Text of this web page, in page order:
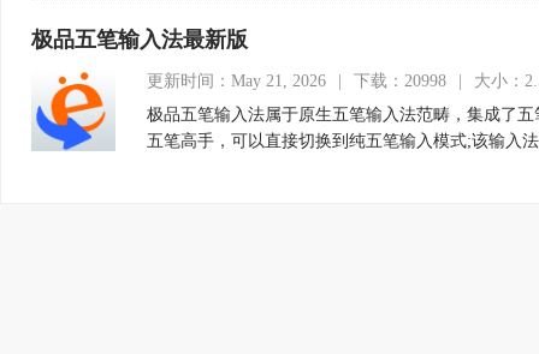
极品五笔输入法最新版
更新时间：May 21, 2026 下载：20998
大小：
极品五笔输入法属于原生五笔输入法范畴，集成了
五笔高手，可以直接切换到纯五笔输入模式;该输入